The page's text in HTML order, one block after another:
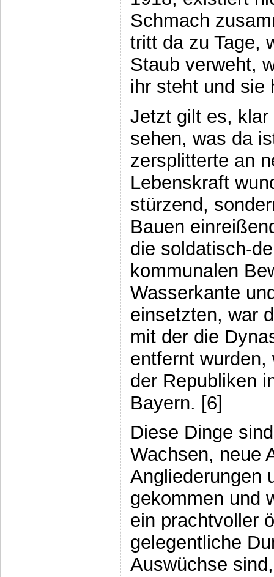
Schmach
tritt da zu Tage,
Staub verweht,
ihr steht und sie
Jetzt gilt es,
sehen, was da
zersplitterte an
Lebenskraft
stürzend,
Bauen
die soldatisch-
kommunalen
Wasserkante
einsetzten, war
mit der die
entfernt
der Republiken
Bayern. [6]
Diese Dinge
Wachsen, neue
Angliederungen
gekommen und
ein prachtvoller
gelegentliche
Auswüchse